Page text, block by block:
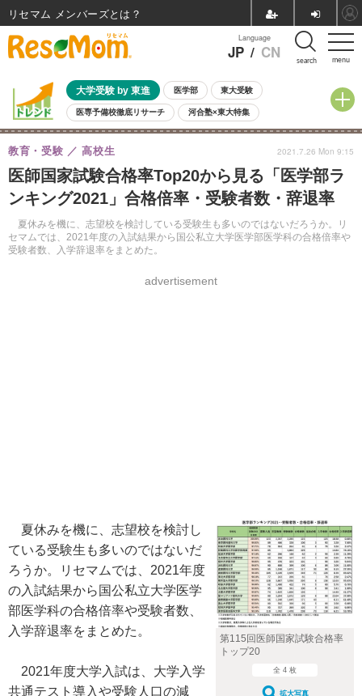
menu
Language
JP / CN search
大学受験 by 東進 医学部 東大受験
医専予備校徹底リサーチ 河合塾×東大特集
親子で考える大学選び 高校受験 中学受験 小学校受験
共通テスト 夏休み
8月開催イベント・WS 全国公立高校 過去問 人気記事
自由研究教材（小学生向け） 自由研究教材（中学生向け） ランキング
医師国家試験合格率Top20から見る「医学部ラ
ンキング2021」合格倍率・受験者数・辞退率
夏休みを機に、志望校を検討している受験生も多いのではないだろうか。リ
セマムでは、2021年度の入試結果から国公私立大学医学部医学科の合格倍率や
受験者数、入学辞退率をまとめた。
教育・受験 高校生
advertisement
2021.7.26 Mon 9:15
第115回医師国家試験合格率
トップ20
全 4 枚
拡大写真
夏休みを機に、志望校を検討し
ている受験生も多いのではないだ
ろうか。リセマムでは、2021年度
の入試結果から国公私立大学医学
部医学科の合格倍率や受験者数、
入学辞退率をまとめた。
2021年度大学入試は、大学入学
共通テスト導入や受験人口の減
リセマム メンバーズ